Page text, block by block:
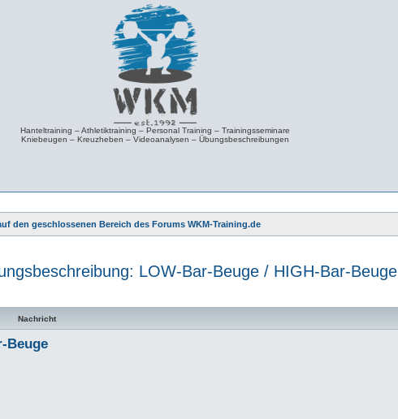
Hanteltraining – Athletiktraining – Personal Training – Trainingsseminare
Kniebeugen – Kreuzheben – Videoanalysen – Übungsbeschreibungen
den geschlossenen Bereich des Forums WKM-Training.de
LOW-Bar-Beuge / HIGH-Bar-Beuge
Nachricht
Beuge